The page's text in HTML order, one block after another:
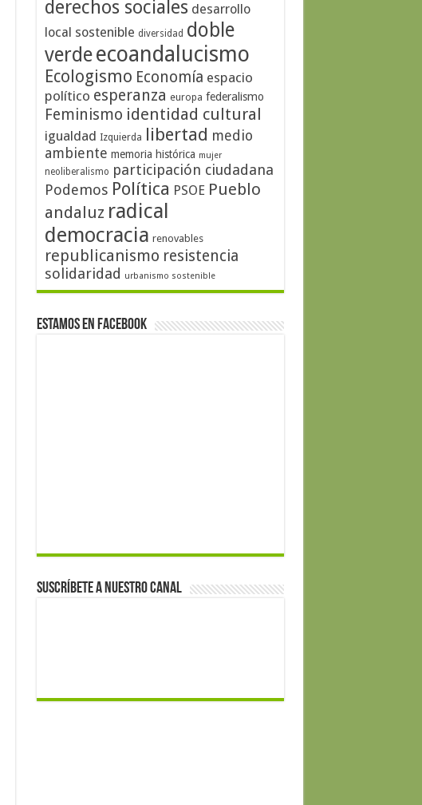
derechos sociales desarrollo
local sostenible diversidad doble
verdeecoandalucismo
Ecologismo Economía espacio
político esperanza europa federalismo
Feminismo identidad cultural
igualdad Izquierda libertad medio
ambiente memoria histórica mujer
neoliberalismo participación ciudadana
Podemos Política PSOE Pueblo
andaluz radical
democracia renovables
republicanismo resistencia
solidaridad urbanismo sostenible
Estamos en Facebook
Suscríbete a nuestro canal